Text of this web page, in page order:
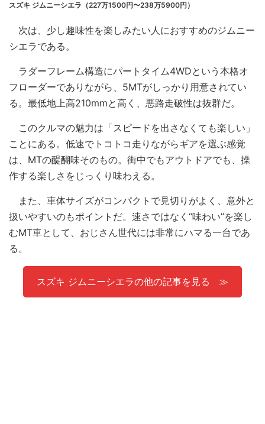
スズキ ジムニーシエラ（227万1500円〜238万5900円）
次は、少し趣味性を楽しみたい人におすすめのジムニー
シエラである。
ラダーフレーム構造にパートタイム4WDという本格オ
フローダーでありながら、5MTがしっかり用意されてい
る。最低地上高210mmと高く、悪路走破性は抜群だ。
このクルマの魅力は「スピードを出さなくても楽しい」
ことにある。低速でトコトコ走りながらギアを選ぶ感覚
は、MTの醍醐味そのもの。街中でもアウトドアでも、操
作する楽しさをじっくり味わえる。
また、車体サイズがコンパクトで見切りがよく、意外と
扱いやすいのもポイントだ。速さではなく“味わい”を楽し
むMT車として、おじさん世代には非常にハマる一台であ
る。
スズキ ジムニーシエラの他の記事を見る